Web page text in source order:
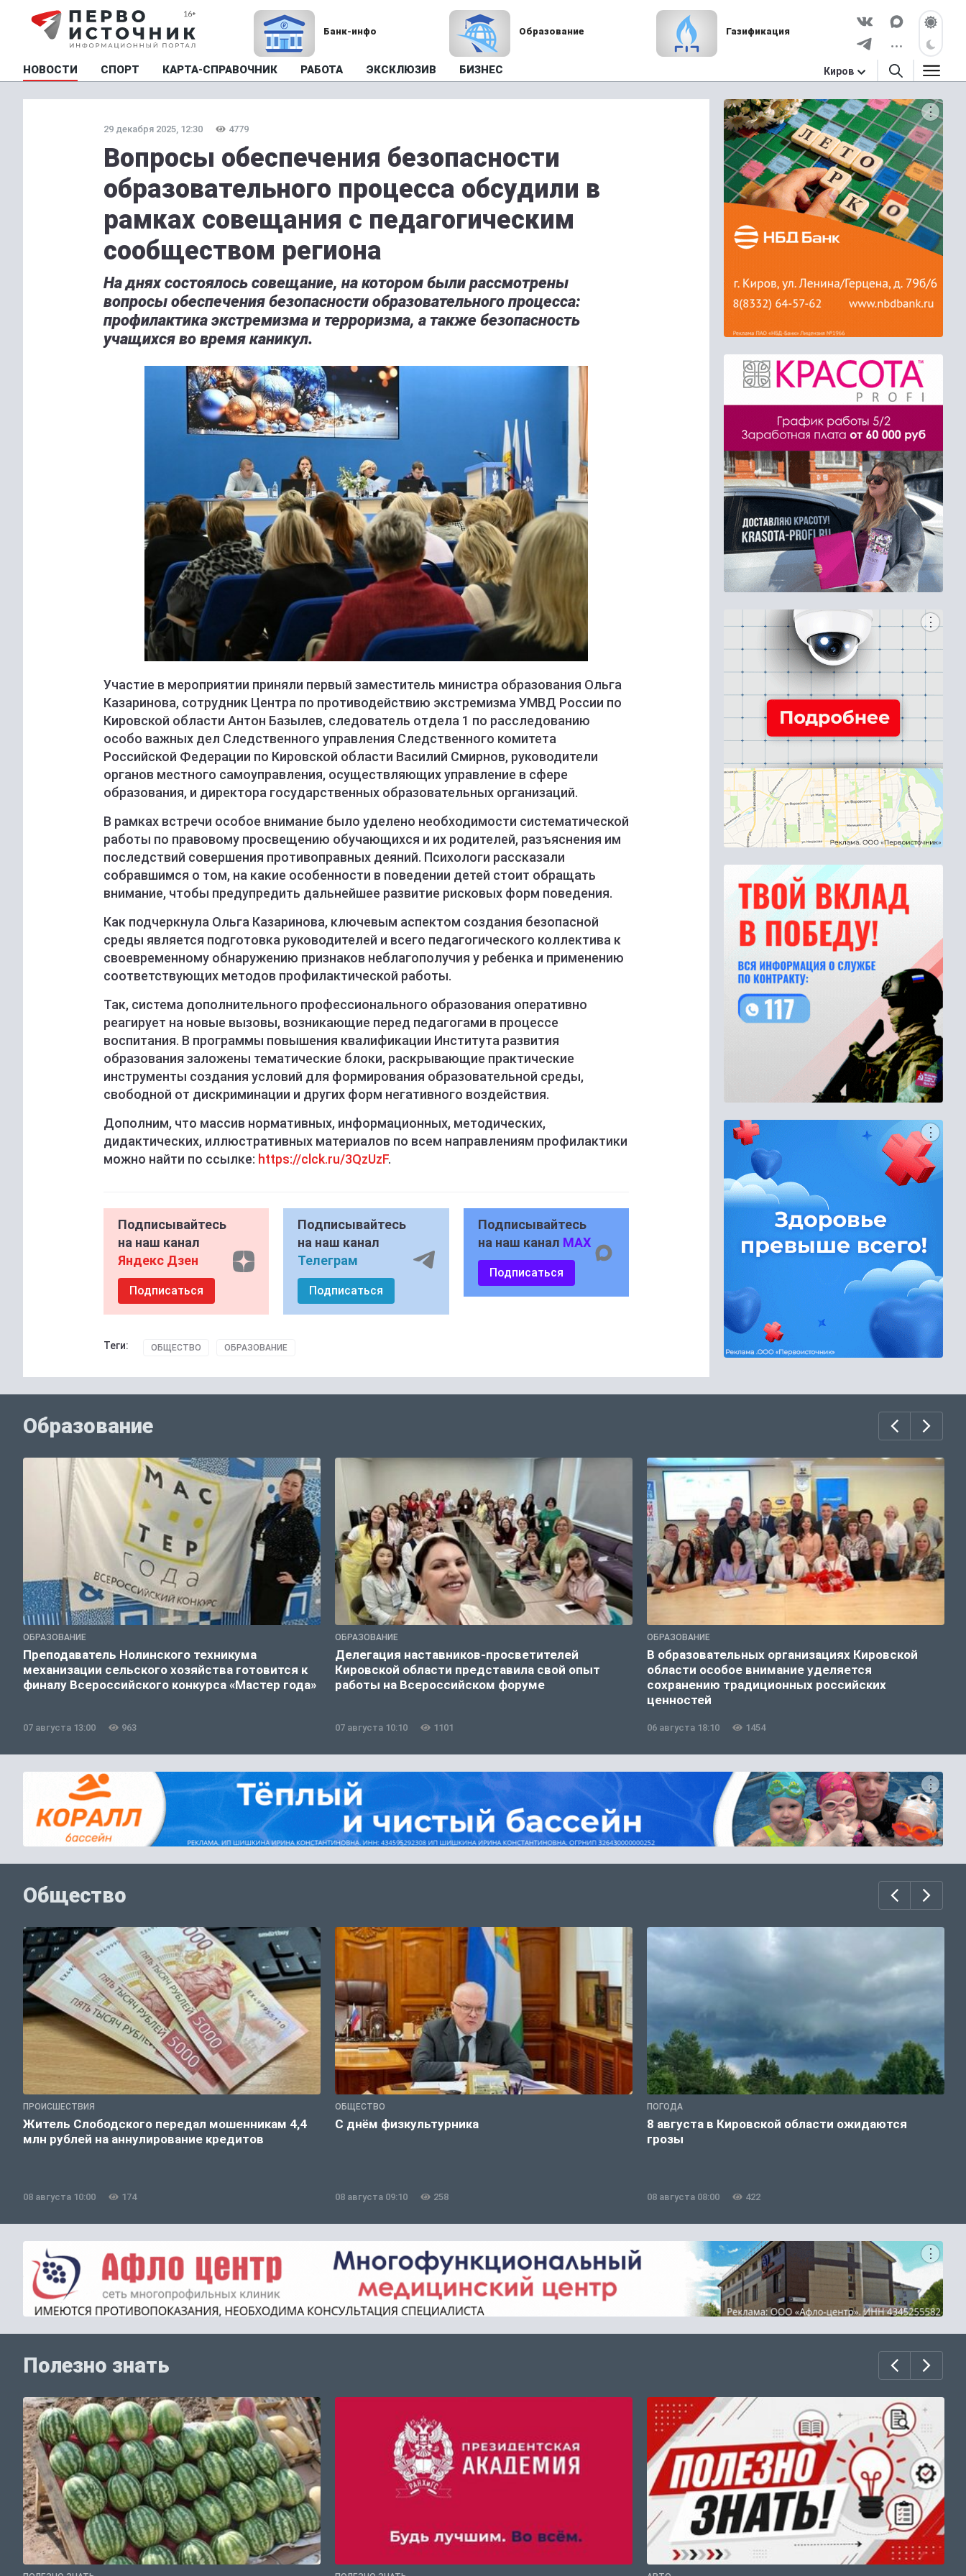
Банк-инфо Образование Газификация
НОВОСТИ СПОРТ КАРТА-СПРАВОЧНИК РАБОТА ЭКСКЛЮЗИВ БИЗНЕС Киров
29 декабря 2025, 12:30 4779
Вопросы обеспечения безопасности
образовательного процесса обсудили в
рамках совещания с педагогическим
сообществом региона
На днях состоялось совещание, на котором были рассмотрены
вопросы обеспечения безопасности образовательного процесса:
профилактика экстремизма и терроризма, а также безопасность
учащихся во время каникул.
Участие в мероприятии приняли первый заместитель министра образования Ольга
Казаринова, сотрудник Центра по противодействию экстремизма УМВД России по
Кировской области Антон Базылев, следователь отдела 1 по расследованию
особо важных дел Следственного управления Следственного комитета
Российской Федерации по Кировской области Василий Смирнов, руководители
органов местного самоуправления, осуществляющих управление в сфере
образования, и директора государственных образовательных организаций.
В рамках встречи особое внимание было уделено необходимости систематической
работы по правовому просвещению обучающихся и их родителей, разъяснения им
последствий совершения противоправных деяний. Психологи рассказали
собравшимся о том, на какие особенности в поведении детей стоит обращать
внимание, чтобы предупредить дальнейшее развитие рисковых форм поведения.
Как подчеркнула Ольга Казаринова, ключевым аспектом создания безопасной
среды является подготовка руководителей и всего педагогического коллектива к
своевременному обнаружению признаков неблагополучия у ребенка и применению
соответствующих методов профилактической работы.
Так, система дополнительного профессионального образования оперативно
реагирует на новые вызовы, возникающие перед педагогами в процессе
воспитания. В программы повышения квалификации Института развития
образования заложены тематические блоки, раскрывающие практические
инструменты создания условий для формирования образовательной среды,
свободной от дискриминации и других форм негативного воздействия.
Дополним, что массив нормативных, информационных, методических,
дидактических, иллюстративных материалов по всем направлениям профилактики
можно найти по ссылке: https://clck.ru/3QzUzF.
Подписывайтесь
на наш канал
Яндекс Дзен
Подписаться
Подписывайтесь
на наш канал
Телеграм
Подписаться
Подписывайтесь
на наш канал MAX
Подписаться
Теги: ОБЩЕСТВО ОБРАЗОВАНИЕ
Образование
ОБРАЗОВАНИЕ
Преподаватель Нолинского техникума
механизации сельского хозяйства готовится к
финалу Всероссийского конкурса «Мастер года»
07 августа 13:00 963
ОБРАЗОВАНИЕ
Делегация наставников-просветителей
Кировской области представила свой опыт
работы на Всероссийском форуме
07 августа 10:10 1101
ОБРАЗОВАНИЕ
В образовательных организациях Кировской
области особое внимание уделяется
сохранению традиционных российских
ценностей
06 августа 18:10 1454
Общество
ПРОИСШЕСТВИЯ
Житель Слободского передал мошенникам 4,4
млн рублей на аннулирование кредитов
08 августа 10:00 174
ОБЩЕСТВО
С днём физкультурника
08 августа 09:10 258
ПОГОДА
8 августа в Кировской области ожидаются
грозы
08 августа 08:00 422
Полезно знать